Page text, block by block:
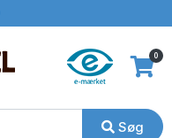
Søg
0